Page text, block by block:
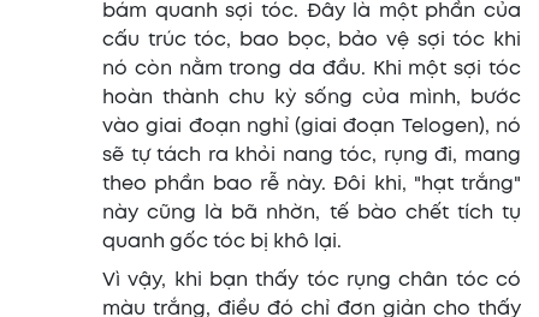
bám quanh sợi tóc. Đây là một phần của
cấu trúc tóc, bao bọc, bảo vệ sợi tóc khi
nó còn nằm trong da đầu. Khi một sợi tóc
hoàn thành chu kỳ sống của mình, bước
vào giai đoạn nghỉ (giai đoạn Telogen), nó
sẽ tự tách ra khỏi nang tóc, rụng đi, mang
theo phần bao rễ này. Đôi khi, "hạt trắng"
này cũng là bã nhờn, tế bào chết tích tụ
quanh gốc tóc bị khô lại.
Vì vậy, khi bạn thấy tóc rụng chân tóc có
màu trắng, điều đó chỉ đơn giản cho thấy